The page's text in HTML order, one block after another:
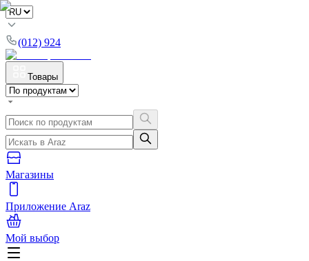
(012) 924
Товары
Магазины
Приложение Araz
Мой выбор